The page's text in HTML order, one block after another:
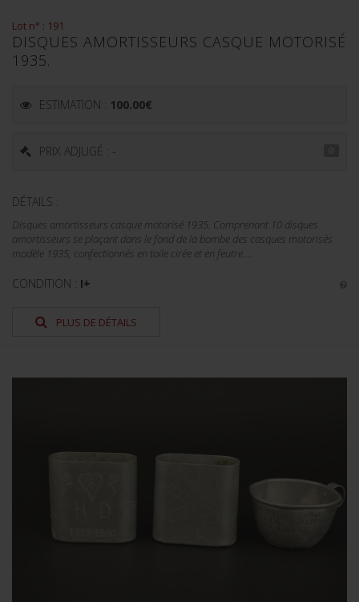
Lot n° : 191
DISQUES AMORTISSEURS CASQUE MOTORISÉ
1935.
ESTIMATION : 100.00€
PRIX ADJUGÉ : -
DÉTAILS :
Disques amortisseurs casque motorisé 1935. Comprenant 10 disques
amortisseurs se plaçant dans le fond de la bombe des casques motorisés
modèle 1935, confectionnés en toile cirée et en feutre....
CONDITION : I+
PLUS DE DÉTAILS